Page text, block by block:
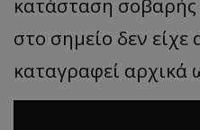
κατάσταση σοβαρής
στο σημείο δεν είχε
καταγραφεί αρχικά